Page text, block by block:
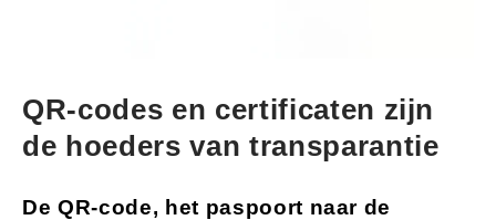
QR-codes en certificaten zijn
de hoeders van transparantie
De QR-code, het paspoort naar de